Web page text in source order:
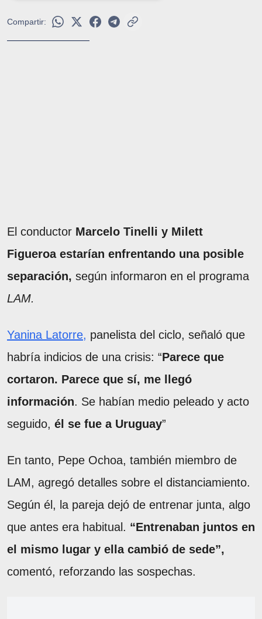
Compartir:
El conductor Marcelo Tinelli y Milett
Figueroa estarían enfrentando una posible
separación, según informaron en el programa
LAM.
Yanina Latorre, panelista del ciclo, señaló que
habría indicios de una crisis: “Parece que
cortaron. Parece que sí, me llegó
información. Se habían medio peleado y acto
seguido, él se fue a Uruguay”
En tanto, Pepe Ochoa, también miembro de
LAM, agregó detalles sobre el distanciamiento.
Según él, la pareja dejó de entrenar junta, algo
que antes era habitual. “Entrenaban juntos en
el mismo lugar y ella cambió de sede”,
comentó, reforzando las sospechas.